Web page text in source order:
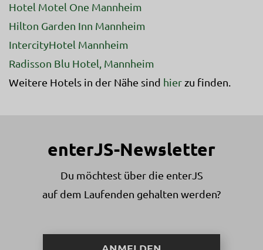
Hotel Motel One Mannheim
Hilton Garden Inn Mannheim
IntercityHotel Mannheim
Radisson Blu Hotel, Mannheim
Weitere Hotels in der Nähe sind hier zu finden.
enterJS-Newsletter
Du möchtest über die enterJS
auf dem Laufenden gehalten werden?